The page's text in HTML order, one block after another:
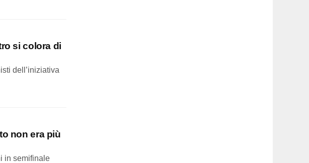
si colora di
dell’iniziativa
non era più
in semifinale